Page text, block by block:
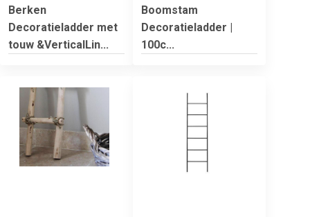
Berken
Decoratieladder met
touw &VerticalLin...
Boomstam
Decoratieladder |
100c...